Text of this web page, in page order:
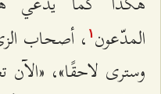
المدّعون ۱ ، أصحاب
وسترى لاحقًا»، «الآن